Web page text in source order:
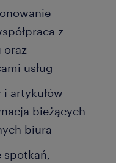
z
oraz
usług
i artykułów
bieżących
biura
spotkań,